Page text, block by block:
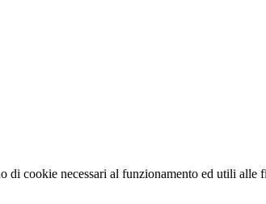
di cookie necessari al funzionamento ed utili alle